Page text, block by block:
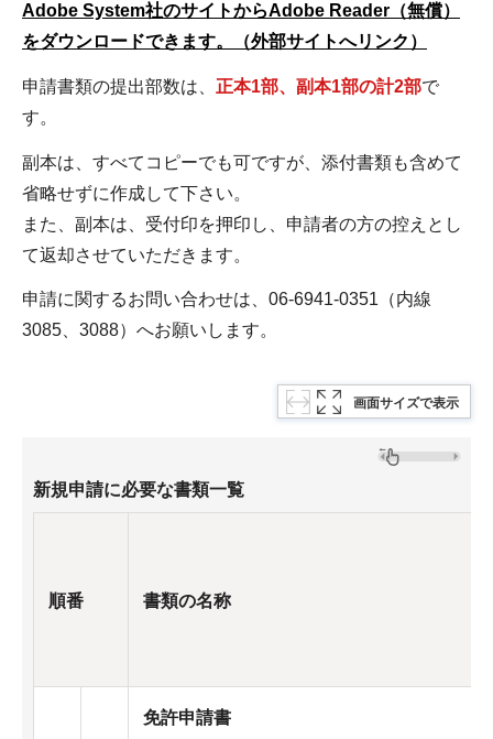
Adobe System社のサイトからAdobe Reader（無償）
をダウンロードできます。（外部サイトへリンク）
申請書類の提出部数は、 正本1部、副本1部の計2部で
す。
副本は、すべてコピーでも可ですが、添付書類も含めて
省略せずに作成して下さい。
また、副本は、受付印を押印し、申請者の方の控えとし
て返却させていただきます。
申請に関するお問い合わせは、06-6941-0351（内線
3085、3088）へお願いします。
画面サイズで表示
新規申請に必要な書類一覧
順番 書類の名称
免許申請書